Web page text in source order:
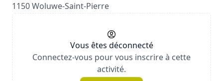
1150 Woluwe-Saint-Pierre
Vous êtes déconnecté
Connectez-vous pour vous inscrire à cette
activité.